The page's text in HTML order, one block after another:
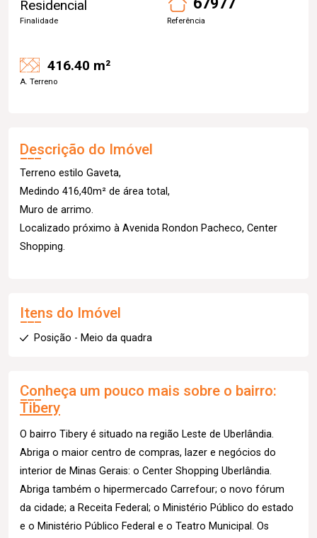
Residencial
Finalidade Referência
416.40 m²
A. Terreno
Descrição do Imóvel
Terreno estilo Gaveta,
Medindo 416,40m² de área total,
Muro de arrimo.
Localizado próximo à Avenida Rondon Pacheco, Center
Shopping.
Itens do Imóvel
Posição - Meio da quadra
Conheça um pouco mais sobre o bairro:
Tibery
O bairro Tibery é situado na região Leste de Uberlândia.
Abriga o maior centro de compras, lazer e negócios do
interior de Minas Gerais: o Center Shopping Uberlândia.
Abriga também o hipermercado Carrefour; o novo fórum
da cidade; a Receita Federal; o Ministério Público do estado
e o Ministério Público Federal e o Teatro Municipal. Os